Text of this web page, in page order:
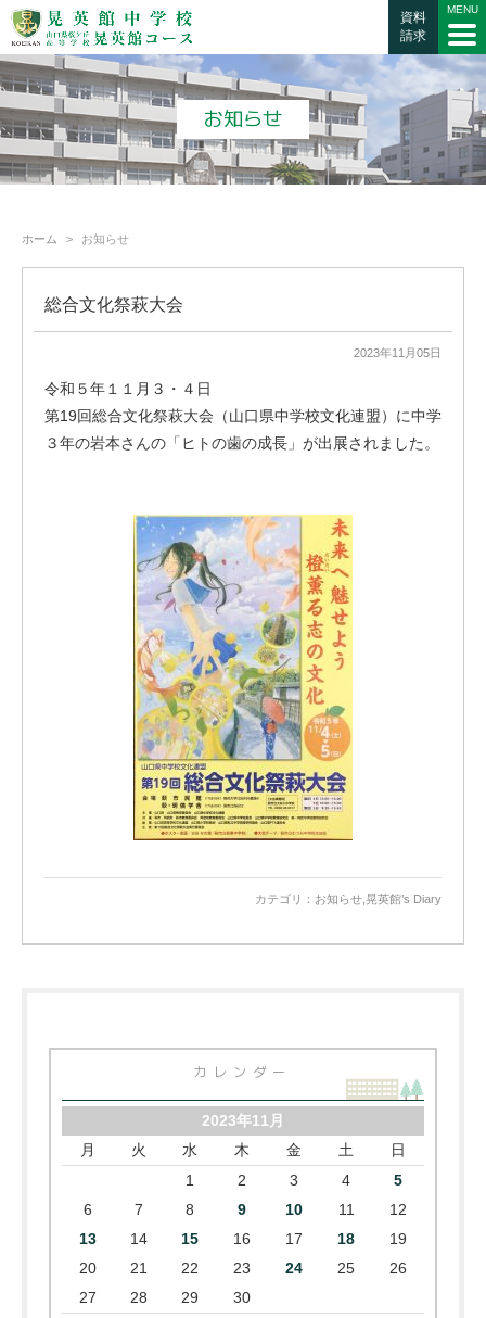
資料
請求
お知らせ
ホーム お知らせ
総合文化祭萩大会
2023年11月05日
令和５年１１月３・４日
第19回総合文化祭萩大会（山口県中学校文化連盟）に中学
３年の岩本さんの「ヒトの歯の成長」が出展されました。
カテゴリ： お知らせ 晃英館’s Diary
カレンダー
2023年11月
月
火 水 木 金 土 日
1 2 3 4
5
6
7 8 9 10 11
12
13
14 15 16 17 18
19
20
21 22 23 24 25
26
27
28 29 30